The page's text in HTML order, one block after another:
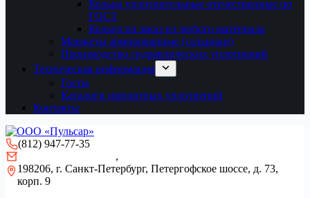
Кольца уплотнительные отечественные по
ГОСТ
Кольца на заказ из любого материала
Манжеты армированные (сальники)
Производство гидравлических уплотнений
Техническая информация
Госты
Каталоги импортных уплотнений
Контакты
(812) 947-77-35
,
198206, г. Санкт-Петербург, Петергофское шоссе, д. 73,
корп. 9